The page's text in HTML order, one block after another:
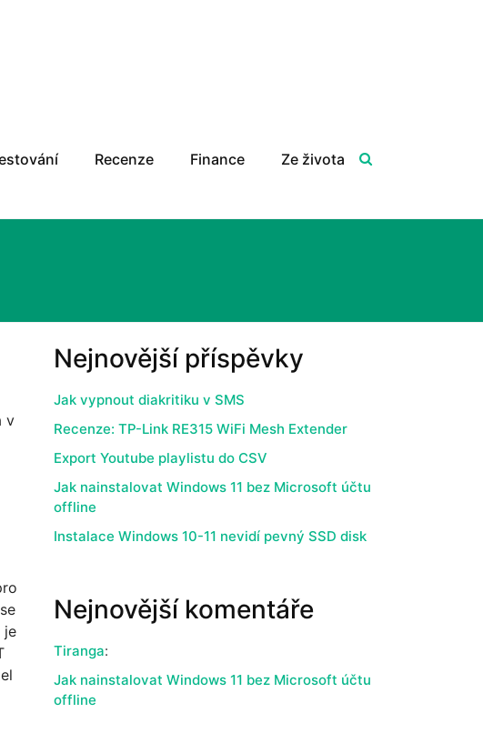
Recenze Finance Ze života
v
je
Nejnovější příspěvky
Jak vypnout diakritiku v SMS
Recenze: TP-Link RE315 WiFi Mesh Extender
Export Youtube playlistu do CSV
Jak nainstalovat Windows 11 bez Microsoft účtu
offline
Instalace Windows 10-11 nevidí pevný SSD disk
Nejnovější komentáře
Tiranga:
Jak nainstalovat Windows 11 bez Microsoft účtu
offline